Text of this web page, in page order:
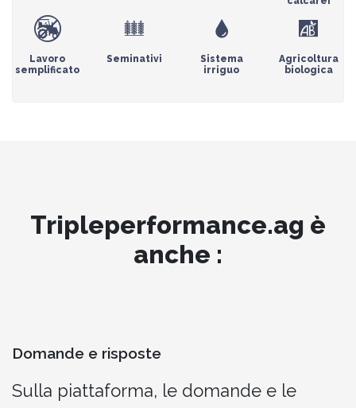
Lavoro
semplificato
Seminativi
Sistema
irriguo
Agricoltura
biologica
Tripleperformance.ag è
anche :
Domande e risposte
Sulla piattaforma, le domande e le